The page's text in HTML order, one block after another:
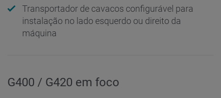
Transportador de cavacos configurável para
instalação no lado esquerdo ou direito da
máquina
G400 / G420 em foco